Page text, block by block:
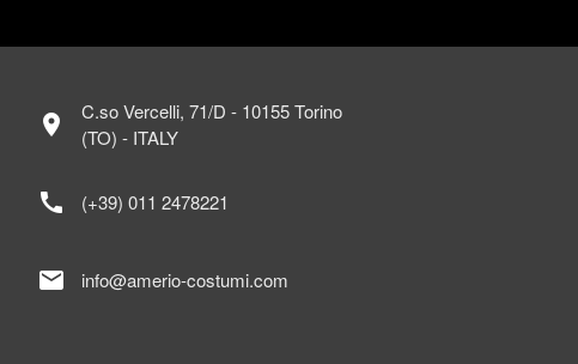
location_on
C.so Vercelli, 71/D - 10155 Torino
(TO) - ITALY
call (+39) 011 2478221
mail info@amerio-costumi.com